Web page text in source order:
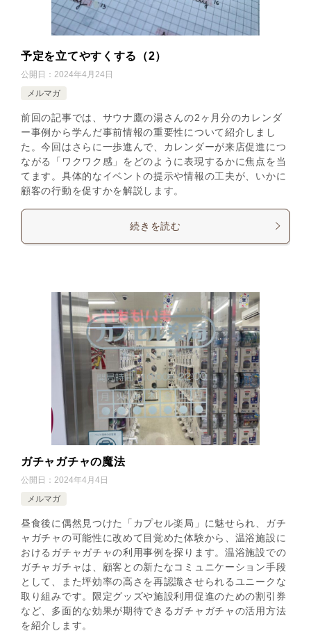
予定を立てやすくする（2）
公開日： 2024年4月24日
メルマガ
前回の記事では、サウナ鷹の湯さんの2ヶ月分のカレンダ
ー事例から学んだ事前情報の重要性について紹介しまし
た。今回はさらに一歩進んで、カレンダーが来店促進につ
ながる「ワクワク感」をどのように表現するかに焦点を当
てます。具体的なイベントの提示や情報の工夫が、いかに
顧客の行動を促すかを解説します。
続きを読む
ガチャガチャの魔法
公開日： 2024年4月4日
メルマガ
昼食後に偶然見つけた「カプセル楽局」に魅せられ、ガチ
ャガチャの可能性に改めて目覚めた体験から、温浴施設に
おけるガチャガチャの利用事例を探ります。温浴施設での
ガチャガチャは、顧客との新たなコミュニケーション手段
として、また坪効率の高さを再認識させられるユニークな
取り組みです。限定グッズや施設利用促進のための割引券
など、多面的な効果が期待できるガチャガチャの活用方法
を紹介します。